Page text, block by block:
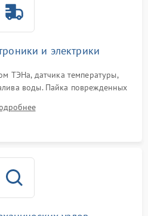
и электрики
ТЭНа, датчика температуры,
воды. Пайка поврежденных
проводки и контактов.